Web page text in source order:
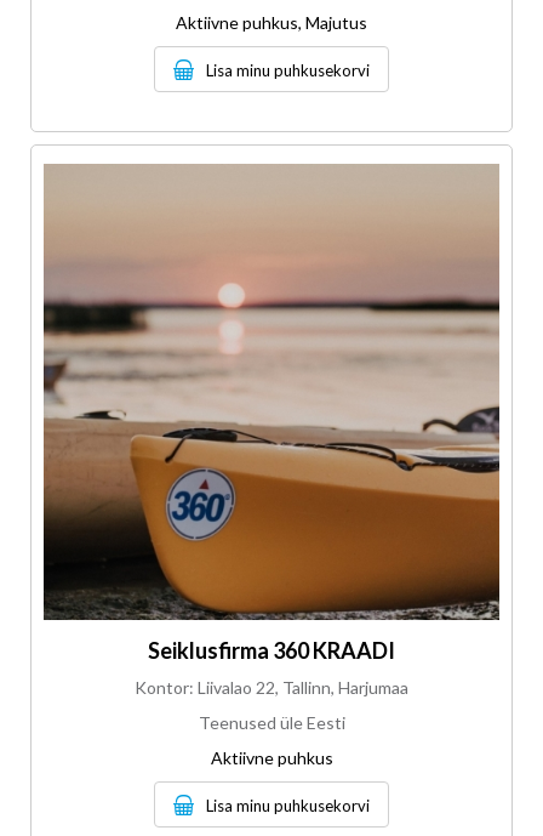
Aktiivne puhkus, Majutus
Lisa minu puhkusekorvi
Seiklusfirma 360 KRAADI
Kontor: Liivalao 22, Tallinn, Harjumaa
Teenused üle Eesti
Aktiivne puhkus
Lisa minu puhkusekorvi